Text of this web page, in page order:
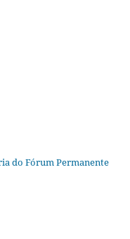
do Fórum Permanente